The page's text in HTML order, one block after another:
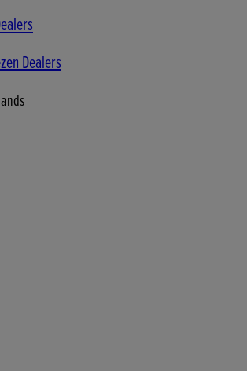
Dealers